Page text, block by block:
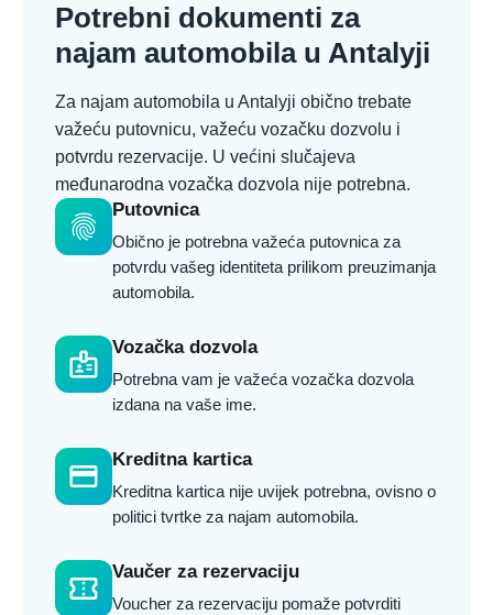
Potrebni dokumenti za
najam automobila u Antalyji
Za najam automobila u Antalyji obično trebate
važeću putovnicu, važeću vozačku dozvolu i
potvrdu rezervacije. U većini slučajeva
međunarodna vozačka dozvola nije potrebna.
fingerprint
Putovnica
Obično je potrebna važeća putovnica za
potvrdu vašeg identiteta prilikom preuzimanja
automobila.
badge
Vozačka dozvola
Potrebna vam je važeća vozačka dozvola
izdana na vaše ime.
credit_card
Kreditna kartica
Kreditna kartica nije uvijek potrebna, ovisno o
politici tvrtke za najam automobila.
confirmation_number
Vaučer za rezervaciju
Voucher za rezervaciju pomaže potvrditi